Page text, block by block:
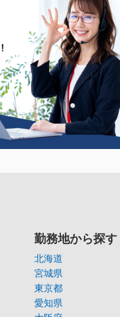
勤務地から探す
北海道
宮城県
東京都
愛知県